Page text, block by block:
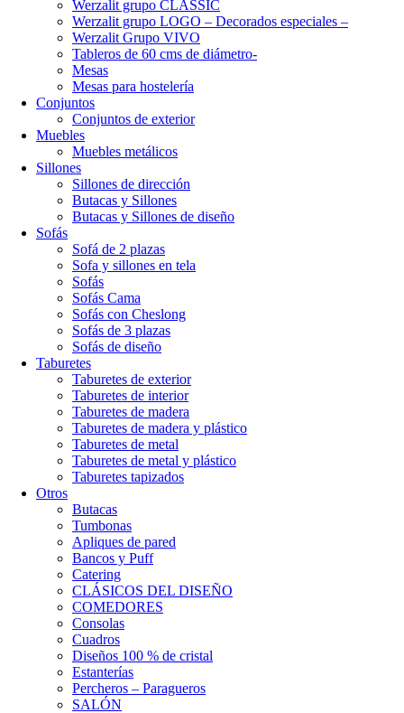
Werzalit grupo CLASSIC
Werzalit grupo LOGO – Decorados especiales –
Werzalit Grupo VIVO
Tableros de 60 cms de diámetro-
Mesas
Mesas para hostelería
Conjuntos
Conjuntos de exterior
Muebles
Muebles metálicos
Sillones
Sillones de dirección
Butacas y Sillones
Butacas y Sillones de diseño
Sofás
Sofá de 2 plazas
Sofa y sillones en tela
Sofás
Sofás Cama
Sofás con Cheslong
Sofás de 3 plazas
Sofás de diseño
Taburetes
Taburetes de exterior
Taburetes de interior
Taburetes de madera
Taburetes de madera y plástico
Taburetes de metal
Taburetes de metal y plástico
Taburetes tapizados
Otros
Butacas
Tumbonas
Apliques de pared
Bancos y Puff
Catering
CLÁSICOS DEL DISEÑO
COMEDORES
Consolas
Cuadros
Diseños 100 % de cristal
Estanterías
Percheros – Paragueros
SALÓN